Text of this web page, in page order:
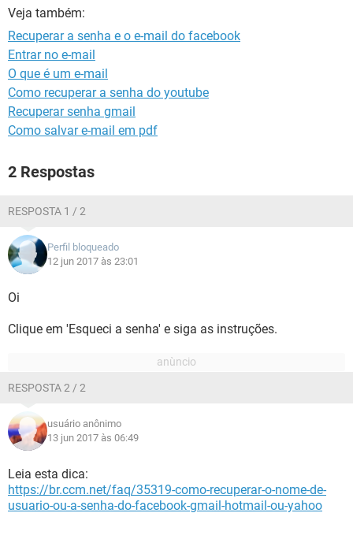
GUIA DE COMPRAS
Veja também:
Recuperar a senha e o e-mail do facebook
Entrar no e-mail
O que é um e-mail
Como recuperar a senha do youtube
Recuperar senha gmail
Como salvar e-mail em pdf
2 Respostas
RESPOSTA 1 / 2
Perfil bloqueado
12 jun 2017 às 23:01
Oi
Clique em 'Esqueci a senha' e siga as instruções.
RESPOSTA 2 / 2
usuário anônimo
13 jun 2017 às 06:49
Leia esta dica:
https://br.ccm.net/faq/35319-como-recuperar-o-nome-de-
usuario-ou-a-senha-do-facebook-gmail-hotmail-ou-yahoo